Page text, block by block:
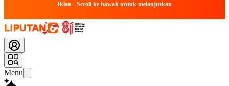
Iklan - Scroll ke bawah untuk melanjutkan
Menu